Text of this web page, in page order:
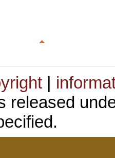
|
released